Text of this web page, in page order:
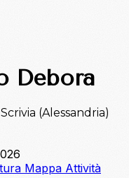
Debora
(Alessandria)
Mappa Attività